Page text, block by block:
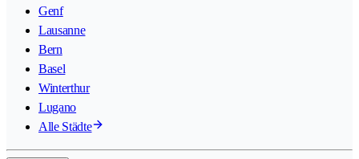
Genf
Lausanne
Bern
Basel
Winterthur
Lugano
Alle Städte